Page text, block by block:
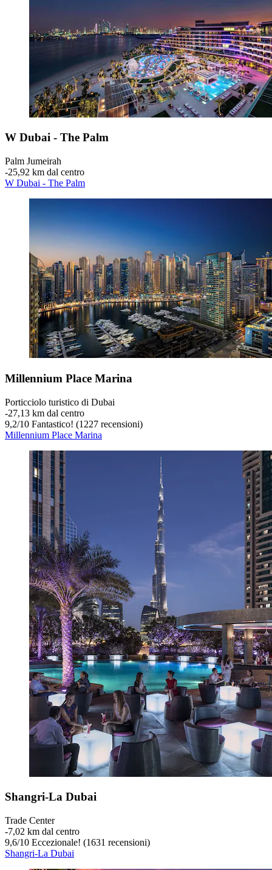
W Dubai - The Palm
Palm Jumeirah
‐25,92 km dal centro
W Dubai - The Palm
Millennium Place Marina
Porticciolo turistico di Dubai
‐27,13 km dal centro
9,2/10 Fantastico! (1227 recensioni)
Millennium Place Marina
Shangri-La Dubai
Trade Center
‐7,02 km dal centro
9,6/10 Eccezionale! (1631 recensioni)
Shangri-La Dubai